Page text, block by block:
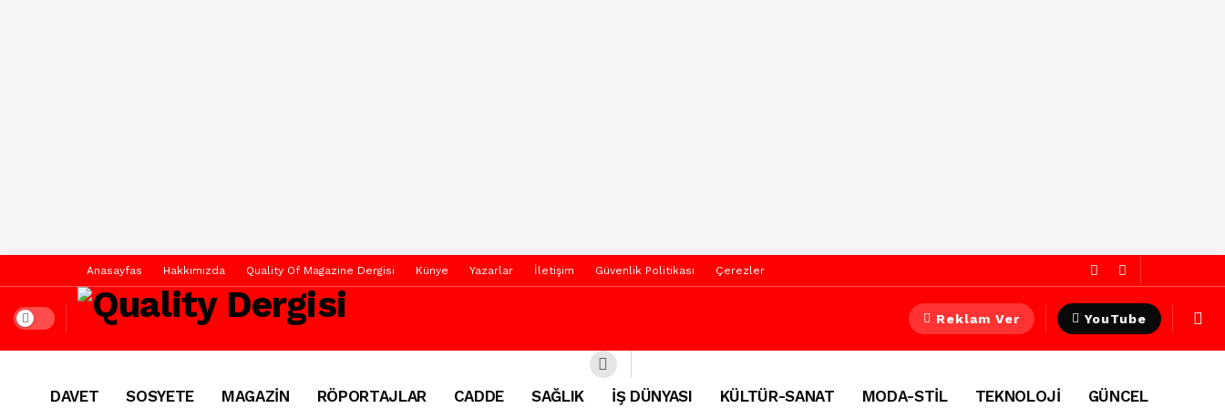
Anasayfas Hakkımızda Quality Of Magazine Dergisi Künye Yazarlar İletişim Güvenlik Politikası Çerezler
Dark mode Reklam Ver YouTube
DAVET SOSYETE MAGAZİN RÖPORTAJLAR CADDE SAĞLIK İŞ DÜNYASI KÜLTÜR-SANAT MODA-STİL TEKNOLOJİ GÜNCEL